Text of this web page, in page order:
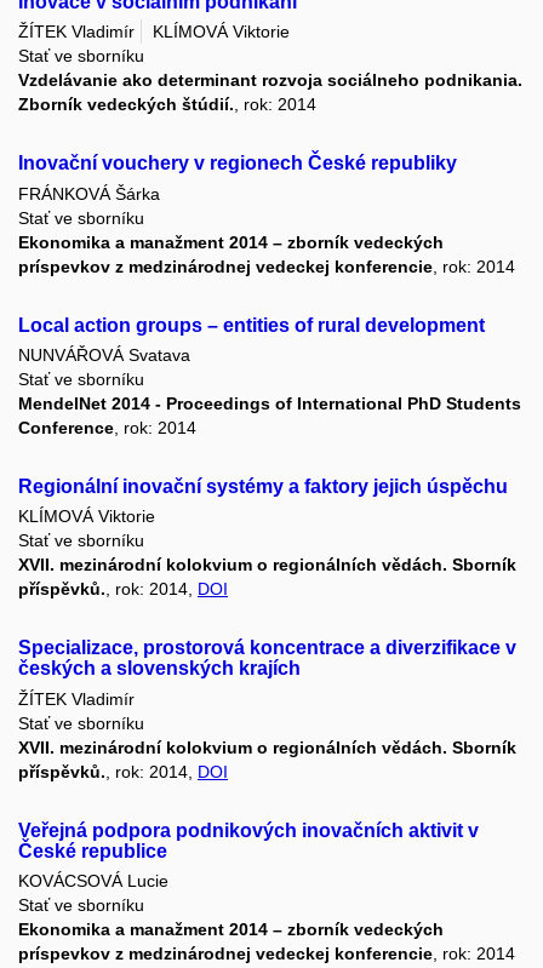
ŽÍTEK Vladimír
KLÍMOVÁ Viktorie
Stať ve sborníku
Vzdelávanie ako determinant rozvoja sociálneho podnikania.
Zborník vedeckých štúdií., rok: 2014
Inovační vouchery v regionech České republiky
FRÁNKOVÁ Šárka
Stať ve sborníku
Ekonomika a manažment 2014 – zborník vedeckých
príspevkov z medzinárodnej vedeckej konferencie , rok: 2014
Local action groups – entities of rural development
NUNVÁŘOVÁ Svatava
Stať ve sborníku
MendelNet 2014 - Proceedings of International PhD Students
Conference , rok: 2014
Regionální inovační systémy a faktory jejich úspěchu
KLÍMOVÁ Viktorie
Stať ve sborníku
XVII. mezinárodní kolokvium o regionálních vědách. Sborník
příspěvků., rok: 2014, DOI
Specializace, prostorová koncentrace a diverzifikace v
českých a slovenských krajích
ŽÍTEK Vladimír
Stať ve sborníku
XVII. mezinárodní kolokvium o regionálních vědách. Sborník
příspěvků. , rok: 2014, DOI
Veřejná podpora podnikových inovačních aktivit v
České republice
KOVÁCSOVÁ Lucie
Stať ve sborníku
Ekonomika a manažment 2014 – zborník vedeckých
príspevkov z medzinárodnej vedeckej konferencie , rok: 2014